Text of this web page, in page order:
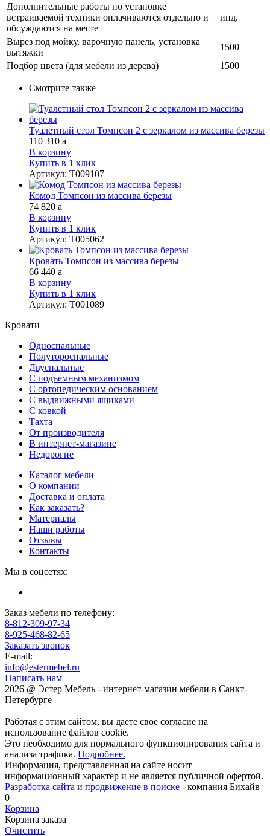
Дополнительные работы по установке
встраиваемой техники оплачиваются отдельно и
обсуждаются на месте
инд.
Вырез под мойку, варочную панель, установка
вытяжки
1500
Подбор цвета (для мебели из дерева)
1500
Смотрите также
Туалетный стол Томпсон 2 с зеркалом из массива березы
110 310 a
В корзину
Купить в 1 клик
Артикул: Т009107
Комод Томпсон из массива березы
74 820 a
В корзину
Купить в 1 клик
Артикул: Т005062
Кровать Томпсон из массива березы
66 440 a
В корзину
Купить в 1 клик
Артикул: Т001089
Кровати
Односпальные
Полутороспальные
Двуспальные
С подъемным механизмом
С ортопедическим основанием
С выдвижными ящиками
С ковкой
Тахта
От производителя
В интернет-магазине
Недорогие
Каталог мебели
О компании
Доставка и оплата
Как заказать?
Материалы
Наши работы
Отзывы
Контакты
Мы в соцсетях:
Заказ мебели по телефону:
8-812-309-97-34
8-925-468-82-65
Заказать звонок
E-mail:
info@estermebel.ru
Написать нам
2026 @ Эстер Мебель - интернет-магазин мебели в Санкт-
Петербурге
Работая с этим сайтом, вы даете свое согласие на
использование файлов cookie.
Это необходимо для нормального функционирования сайта и
анализа трафика. Подробнее.
Информация, представленная на сайте носит
информационный характер и не является публичной офертой.
Разработка сайта и продвижение в поиске - компания Бихайв
0
Корзина
Корзина заказа
Очистить